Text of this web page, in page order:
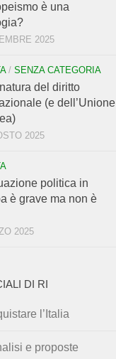
è una
2025
/ SENZA CATEGORIA
del diritto
(e dell’Unione
2025
politica in
è grave ma non è
2025
DI RI
l’Italia
e proposte